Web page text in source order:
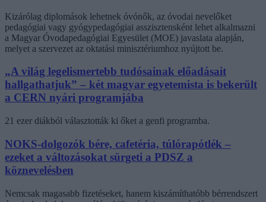
Kizárólag diplomások lehetnek óvónők, az óvodai nevelőket
pedagógiai vagy gyógypedagógiai asszisztensként lehet alkalmazni
a Magyar Óvodapedagógiai Egyesület (MOE) javaslata alapján,
melyet a szervezet az oktatási minisztériumhoz nyújtott be.
„A világ legelismertebb tudósainak előadásait
hallgathatjuk” – két magyar egyetemista is bekerült
a CERN nyári programjába
21 ezer diákból választották ki őket a genfi programba.
NOKS-dolgozók bére, cafetéria, túlórapótlék –
ezeket a változásokat sürgeti a PDSZ a
köznevelésben
Nemcsak magasabb fizetéseket, hanem kiszámíthatóbb bérrendszert